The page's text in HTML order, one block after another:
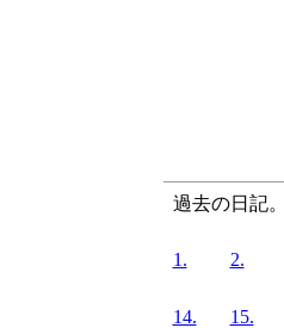
過去の日記。
1. 2.
14. 15.